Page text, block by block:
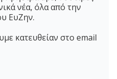
νέα, όλα από την
ΕυΖην.
κατευθείαν στο email